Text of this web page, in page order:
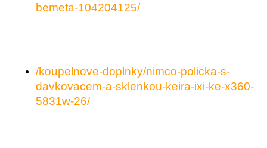
bemeta-104204125/
/koupelnove-doplnky/nimco-policka-s-
davkovacem-a-sklenkou-keira-ixi-ke-x360-
5831w-26/